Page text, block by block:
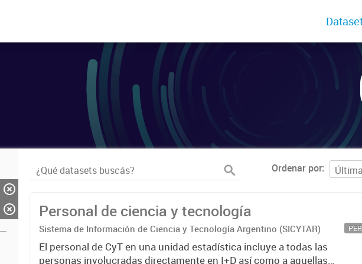
Ordenar por
Personal de ciencia y tecnología
Sistema de Información de Ciencia y Tecnología Argentino (SICYTAR)
El personal de CyT en una unidad estadística incluye a todas las
personas involucradas directamente en I+D así como a aquellas